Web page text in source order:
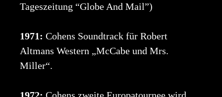
Tageszeitung “Globe And Mail”)
1971: Cohens Soundtrack für Robert
Altmans Western „McCabe und Mrs.
Miller“.